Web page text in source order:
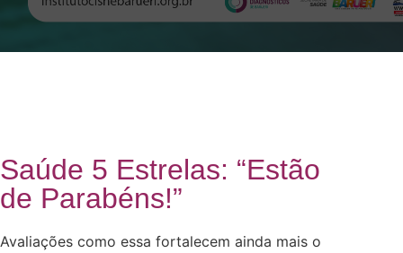
Saúde 5 Estrelas: “Estão
de Parabéns!”
Avaliações como essa fortalecem ainda mais o